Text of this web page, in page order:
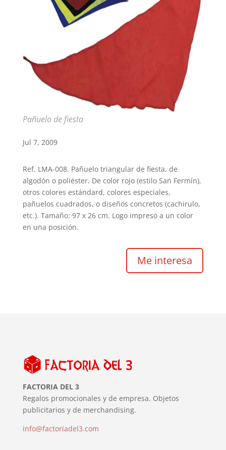
Pañuelo de fiesta
Jul 7, 2009
Ref. LMA-008. Pañuelo triangular de fiesta, de
algodón o poliéster. De color rojo (estilo San Fermín),
otros colores estándard, colores especiales,
pañuelos cuadrados, o diseños concretos (cachirulo,
etc.). Tamaño: 97 x 26 cm. Logo impreso a un color
en una posición.
Me interesa
FACTORIA DEL 3
Regalos promocionales y de empresa. Objetos
publicitarios y de merchandising.
info@factoriadel3.com